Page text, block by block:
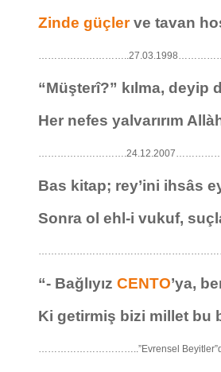
Zinde güçlerve tavan
“Müşterî?” kılma, deyip
Her nefes yalvarırım
Bas kitap; rey’ini ihsâs
Sonra ol ehl-i vukuf,
“- BağlıyızCENTO’ya,
Ki getirmiş bizi millet bu
…………………………..”Evrensel